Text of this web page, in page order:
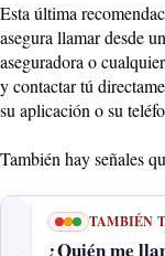
Esta última
asegura llamar desde
aseguradora o
y contactar tú
su aplicación o su
También hay señales
TAMBIÉN
¿Quién me